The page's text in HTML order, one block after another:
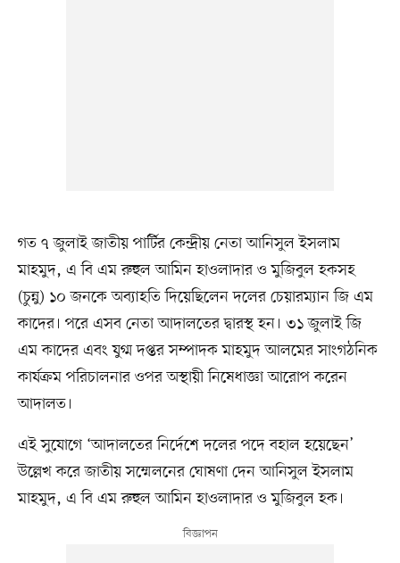
গত ৭ জুলাই জাতীয় পার্টির কেন্দ্রীয় নেতা আনিসুল ইসলাম
মাহমুদ, এ বি এম রুহুল আমিন হাওলাদার ও মুজিবুল হকসহ
(চুন্নু) ১০ জনকে অব্যাহতি দিয়েছিলেন দলের চেয়ারম্যান জি এম
কাদের। পরে এসব নেতা আদালতের দ্বারস্থ হন। ৩১ জুলাই জি
এম কাদের এবং যুগ্ম দপ্তর সম্পাদক মাহমুদ আলমের সাংগঠনিক
কার্যক্রম পরিচালনার ওপর অস্থায়ী নিষেধাজ্ঞা আরোপ করেন
আদালত।
এই সুযোগে ‘আদালতের নির্দেশে দলের পদে বহাল হয়েছেন’
উল্লেখ করে জাতীয় সম্মেলনের ঘোষণা দেন আনিসুল ইসলাম
মাহমুদ, এ বি এম রুহুল আমিন হাওলাদার ও মুজিবুল হক।